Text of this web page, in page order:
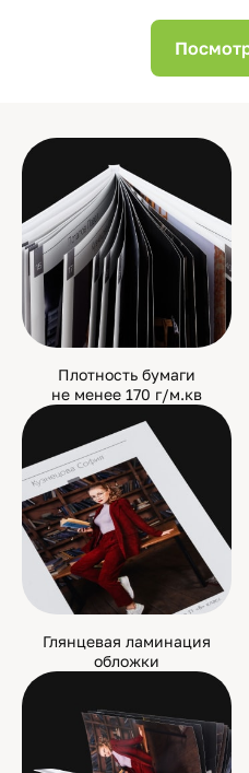
Плотность бумаги
не менее 170 г/м.кв
Глянцевая ламинация
обложки